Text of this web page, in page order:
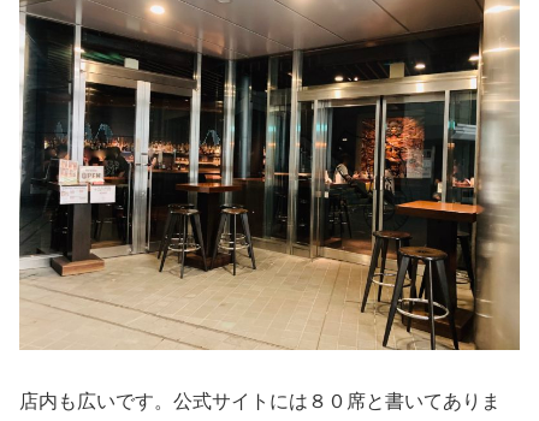
店内も広いです。公式サイトには８０席と書いてありま